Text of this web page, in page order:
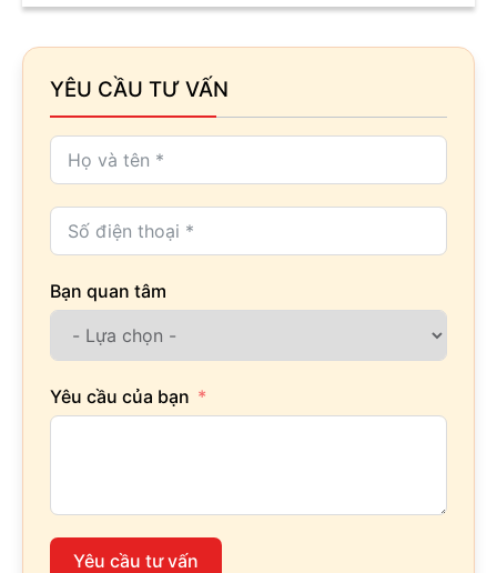
YÊU CẦU TƯ VẤN
Bạn quan tâm
Yêu cầu của bạn
Yêu cầu tư vấn